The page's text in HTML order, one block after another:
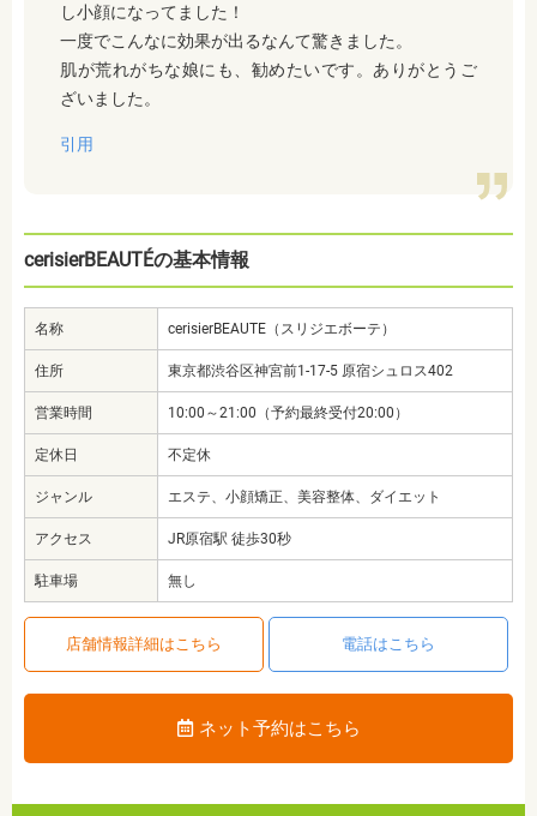
し小顔になってました！
一度でこんなに効果が出るなんて驚きました。
肌が荒れがちな娘にも、勧めたいです。ありがとうご
ざいました。
引用
cerisierBEAUTÉの基本情報
名称 cerisierBEAUTE（スリジエボーテ）
住所 東京都渋谷区神宮前1-17-5 原宿シュロス402
営業時間 10:00～21:00（予約最終受付20:00）
定休日 不定休
ジャンル エステ、小顔矯正、美容整体、ダイエット
アクセス JR原宿駅 徒歩30秒
駐車場 無し
店舗情報詳細はこちら 電話はこちら
ネット予約はこちら